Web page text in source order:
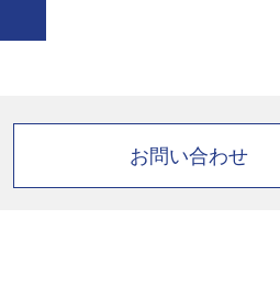
お問い合わせ